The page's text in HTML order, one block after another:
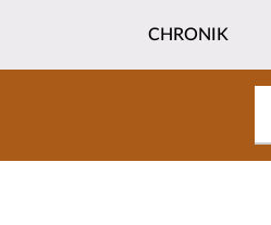
CHRONIK